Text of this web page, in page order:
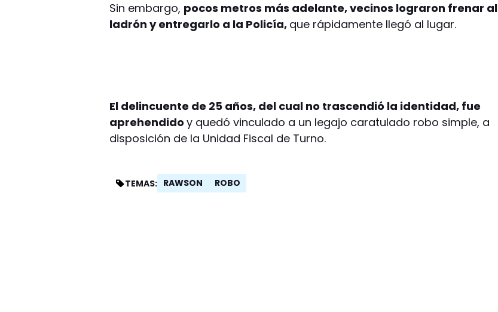
Sin embargo, pocos metros más adelante, vecinos lograron frenar al
ladrón y entregarlo a la Policía, que rápidamente llegó al lugar.
El delincuente de 25 años, del cual no trascendió la identidad, fue
aprehendidoy quedó vinculado a un legajo caratulado robo simple, a
disposición de la Unidad Fiscal de Turno.
TEMAS: RAWSON ROBO